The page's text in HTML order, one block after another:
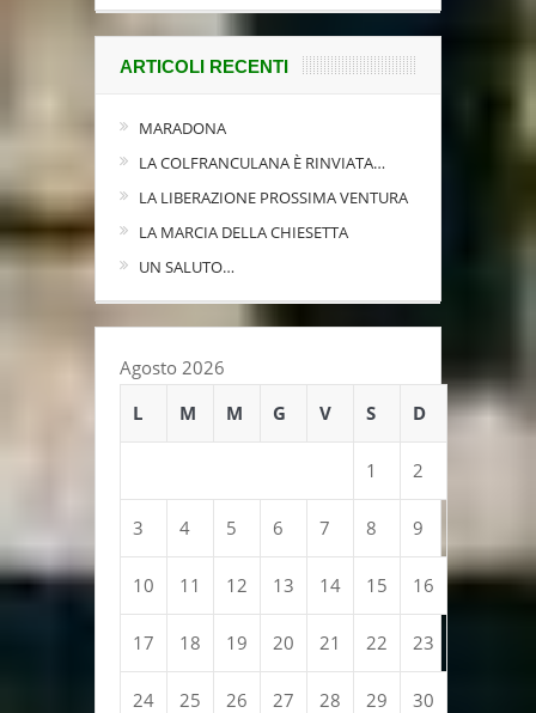
ARTICOLI RECENTI
MARADONA
LA COLFRANCULANA È RINVIATA…
LA LIBERAZIONE PROSSIMA VENTURA
LA MARCIA DELLA CHIESETTA
UN SALUTO…
Agosto 2026
L
M M G V S D
1 2
3 4 5 6 7 8 9
10 11 12 13 14 15 16
17 18 19 20 21 22 23
24 25 26 27 28 29 30